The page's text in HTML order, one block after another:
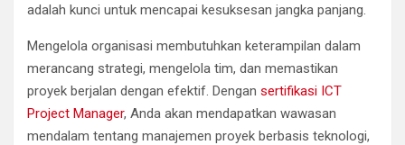
adalah kunci untuk mencapai kesuksesan jangka panjang.
Mengelola organisasi membutuhkan keterampilan dalam
merancang strategi, mengelola tim, dan memastikan
proyek berjalan dengan efektif. Dengan sertifikasi ICT
Project Manager, Anda akan mendapatkan wawasan
mendalam tentang manajemen proyek berbasis teknologi,